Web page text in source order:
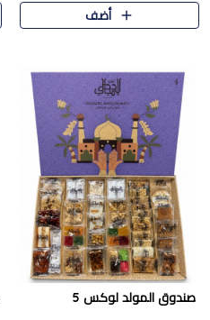
على الجزرية بالفول، والملب..
أضف
صندوق المولد لوكس 5